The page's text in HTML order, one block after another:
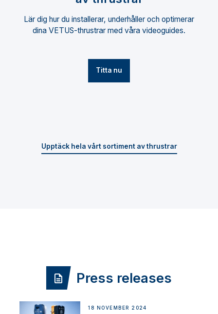
Lär dig hur du installerar, underhåller och optimerar
dina VETUS-thrustrar med våra videoguides.
Titta nu
Upptäck hela vårt sortiment av thrustrar
Press releases
18 NOVEMBER 2024